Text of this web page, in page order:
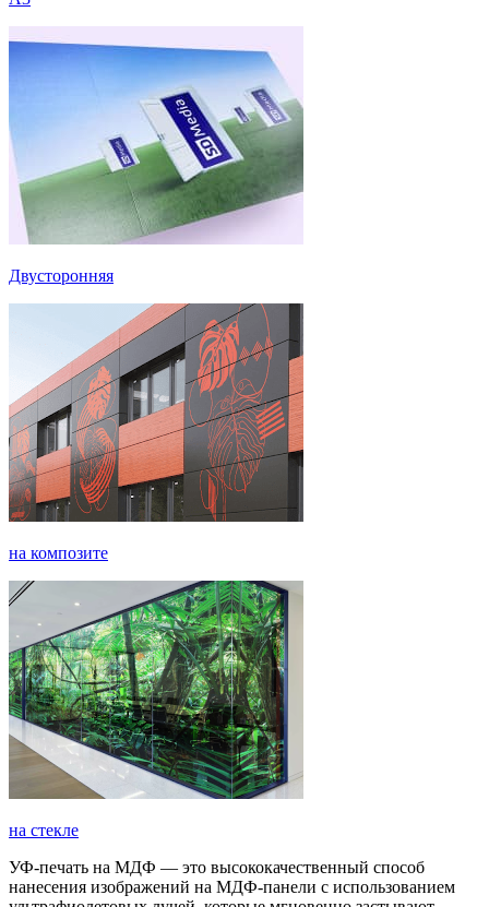
Двусторонняя
на композите
на стекле
УФ-печать на МДФ — это высококачественный способ
нанесения изображений на МДФ-панели с использованием